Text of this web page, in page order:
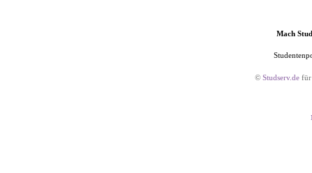
Mach
© Studserv.de für